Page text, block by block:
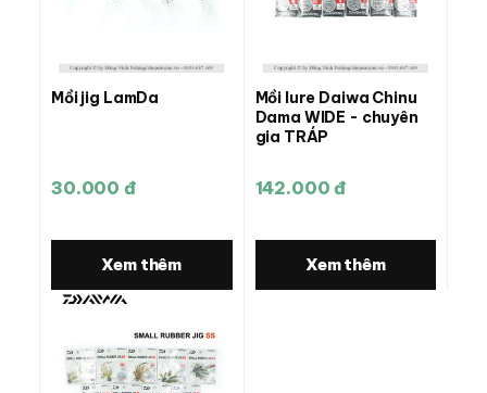
Mồi jig LamDa
30.000 đ
Xem thêm
Mồi lure Daiwa Chinu
Dama WIDE - chuyên
gia TRÁP
142.000 đ
Xem thêm